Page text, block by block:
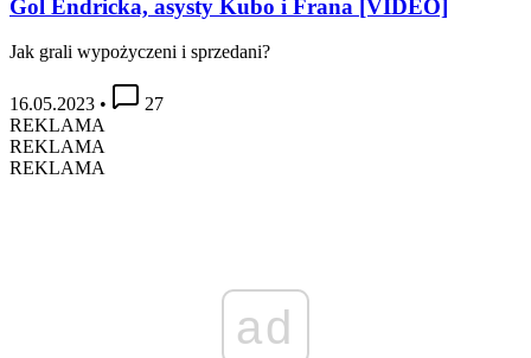
Gol Endricka, asysty Kubo i Frana [VIDEO]
Jak grali wypożyczeni i sprzedani?
16.05.2023 •
27
REKLAMA
REKLAMA
REKLAMA
ad